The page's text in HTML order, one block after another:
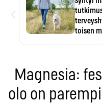
toisen
Magnesia:
olo on